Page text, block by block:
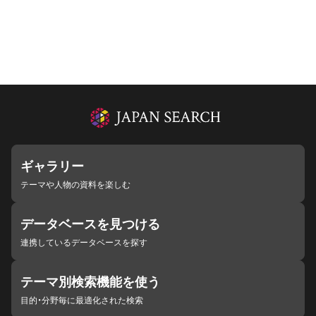
ギャラリー
テーマや人物の資料を楽しむ
データベースを見つける
連携しているデータベースを探す
テーマ別検索機能を使う
目的・分野毎に最適化された検索